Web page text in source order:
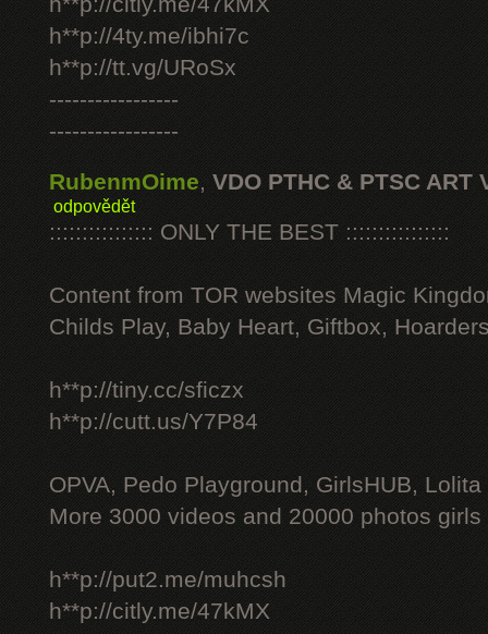
h**p://4ty.me/ibhi7c
h**p://tt.vg/URoSx
-----------------
-----------------
RubenmOime, VDO PTHC & PTSC ART
odpovědět
:::::::::::::::: ONLY THE BEST ::::::::::::::::
Content from TOR websites Magic
Childs Play, Baby Heart, Giftbox,
h**p://tiny.cc/sficzx
h**p://cutt.us/Y7P84
OPVA, Pedo Playground, GirlsHUB, Lolita
More 3000 videos and 20000 photos
h**p://put2.me/muhcsh
h**p://citly.me/47kMX